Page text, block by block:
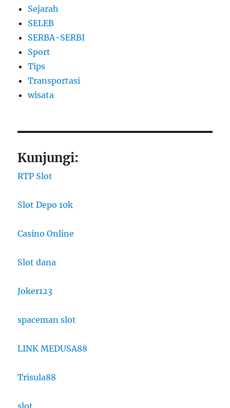
Sejarah
SELEB
SERBA-SERBI
Sport
Tips
Transportasi
wisata
Kunjungi:
RTP Slot
Slot Depo 10k
Casino Online
Slot dana
Joker123
spaceman slot
LINK MEDUSA88
Trisula88
slot